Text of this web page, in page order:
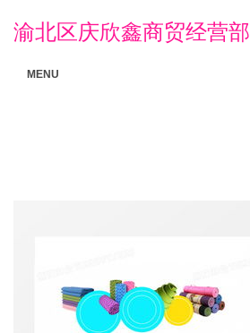
渝北区庆欣鑫商贸经营部
MENU